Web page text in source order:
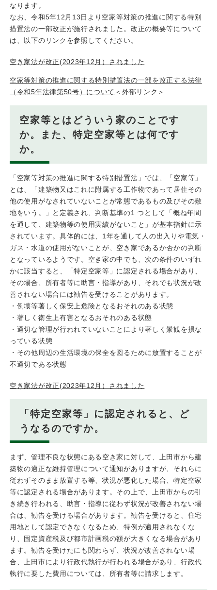
なります。
なお、令和5年12月13日より空家等対策の推進に関する特別
措置法の一部改正が施行されました。改正の概要等について
は、以下のリンクを参照してください。
空き家法が改正(2023年12月）されました
空家等対策の推進に関する特別措置法の一部を改正する法律
（令和5年法律第50号）について ＜外部リンク＞
空家等とはどういう家のことです
か。また、特定空家等とは何です
か。
「空家等対策の推進に関する特別措置法」では、「空家等」
とは、「建築物又はこれに附属する工作物であって居住その
他の使用がなされていないことが常態であるもの及びその敷
地をいう。」と定義され、判断基準の1 つとして「概ね年間
を通して、建築物等の使用実績がないこと」が基本指針に示
されています。具体的には、1年を通して人の出入りや電気・
ガス・水道の使用がないことが、空き家であるか否かの判断
となっているようです。空き家の中でも、次の条件のいずれ
かに該当すると、「特定空家等」に認定される場合があり、
その場合、所有者等に助言・指導があり、それでも状況が改
善されない場合には勧告を受けることがあります。
・倒壊等著しく保安上危険となるおそれのある状態
・著しく衛生上有害となるおそれのある状態
・適切な管理が行われていないことにより著しく景観を損な
っている状態
・その他周辺の生活環境の保全を図るために放置することが
不適切である状態
空き家法が改正(2023年12月）されました
「特定空家等」に認定されると、ど
うなるのですか。
まず、管理不良な状態にある空き家に対して、上田市から建
築物の適正な維持管理について通知がありますが、それらに
従わずそのまま放置する等、状況が悪化した場合、特定空家
等に認定される場合があります。その上で、上田市からの引
き続き行われる、助言・指導に従わず状況が改善されない場
合は、勧告を受ける場合があります。勧告を受けると、住宅
用地として認定できなくなるため、特例が適用されなくな
り、固定資産税及び都市計画税の額が大きくなる場合があり
ます。勧告を受けたにも関わらず、状況が改善されない場
合、上田市により行政代執行が行われる場合があり、行政代
執行に要した費用については、所有者等に請求します。